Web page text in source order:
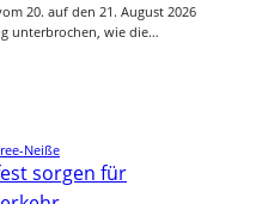
20. auf den 21. August 2026
unterbrochen, wie die…
Neiße